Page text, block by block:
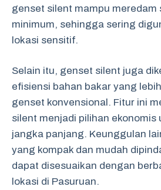
genset silent mampu meredam
minimum, sehingga sering
lokasi sensitif.
Selain itu, genset silent juga
efisiensi bahan bakar yang
genset konvensional. Fitur ini
silent menjadi pilihan ekonomis
jangka panjang. Keunggulan
yang kompak dan mudah
dapat disesuaikan dengan
lokasi di Pasuruan.